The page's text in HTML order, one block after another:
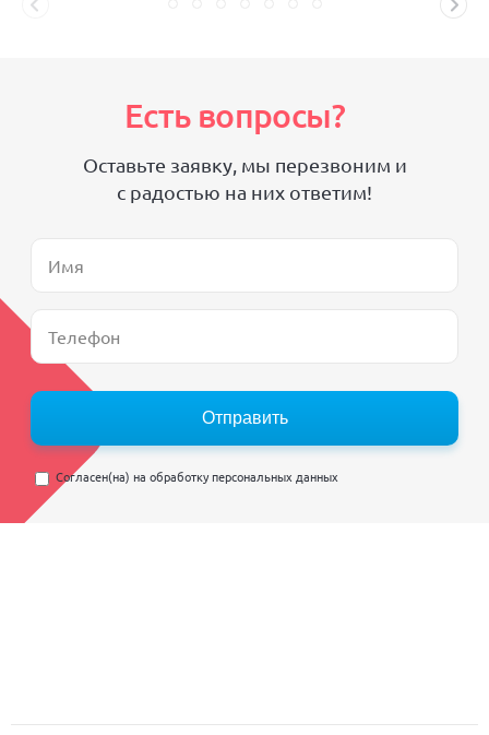
Есть вопросы?
Оставьте заявку, мы перезвоним и
с радостью на них ответим!
Отправить
Согласен(на) на обработку персональных данных